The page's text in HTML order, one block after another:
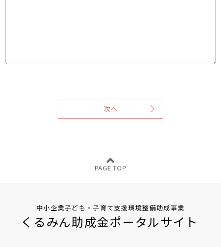
中小企業子ども・子育て支援環境整備助成事業
くるみん助成金ポータルサイト